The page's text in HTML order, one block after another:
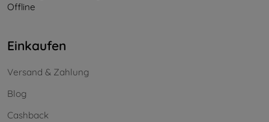
Offline
Einkaufen
Versand & Zahlung
Blog
Cashback